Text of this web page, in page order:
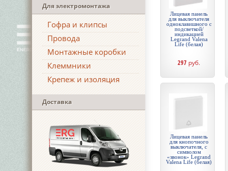
Для электромонтажа
Гофра и клипсы
Провода
Монтажные коробки
Клеммники
Крепеж и изоляция
Доставка
Лицевая панель
для выключателя
одноклавишного с
подсветкой/
индикацией
Legrand Valena
Life (белая)
297 руб.
Лицевая панель
для кнопочного
выключателя, с
символом
«звонок» Legrand
Valena Life (белая)